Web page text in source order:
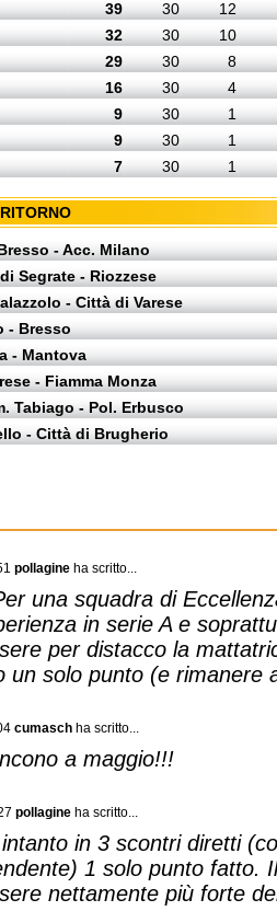
39 30
12
32 30
10
29 30
8
16 30
4
9 30
1
9 30
1
7 30 1
- Acc. Milano
Segrate - Riozzese
- Città di Varese
- Bresso
- Mantova
- Fiamma Monza
Tabiago - Pol. Erbusco
- Città di Brugherio
pollagine ha scritto...
una squadra di
in serie A e
per distacco la
un solo punto (e rimanere
cumasch ha scritto...
a maggio!!!
pollagine ha scritto...
in 3 scontri diretti
1 solo punto fatto.
nettamente più forte